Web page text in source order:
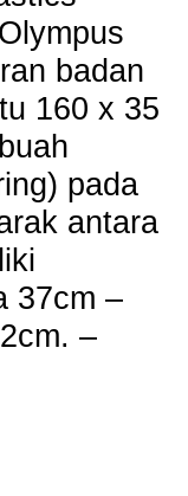
badan
160 x 35
pada
antara
37cm –
–